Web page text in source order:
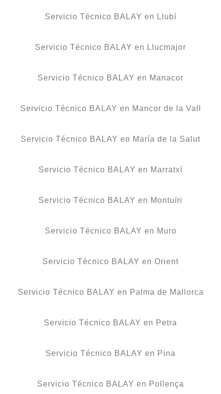
Servicio Técnico BALAY en Llubí
Servicio Técnico BALAY en Llucmajor
Servicio Técnico BALAY en Manacor
Servicio Técnico BALAY en Mancor de la Vall
Servicio Técnico BALAY en María de la Salut
Servicio Técnico BALAY en Marratxí
Servicio Técnico BALAY en Montuïri
Servicio Técnico BALAY en Muro
Servicio Técnico BALAY en Orient
Servicio Técnico BALAY en Palma de Mallorca
Servicio Técnico BALAY en Petra
Servicio Técnico BALAY en Pina
Servicio Técnico BALAY en Pollença